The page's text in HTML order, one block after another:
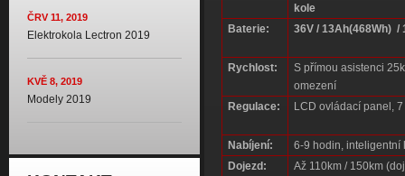
ČRV 11, 2019
Elektrokola Lectron 2019
KVĚ 8, 2019
Modely 2019
kole
Baterie:
36V / 13Ah(468Wh) /
Rychlost:
S přímou asistenci
omezení
Regulace:
LCD ovládací panel,
Nabíjení:
6-9 hodin, inteligentní
Dojezd:
Až 110km / 150km